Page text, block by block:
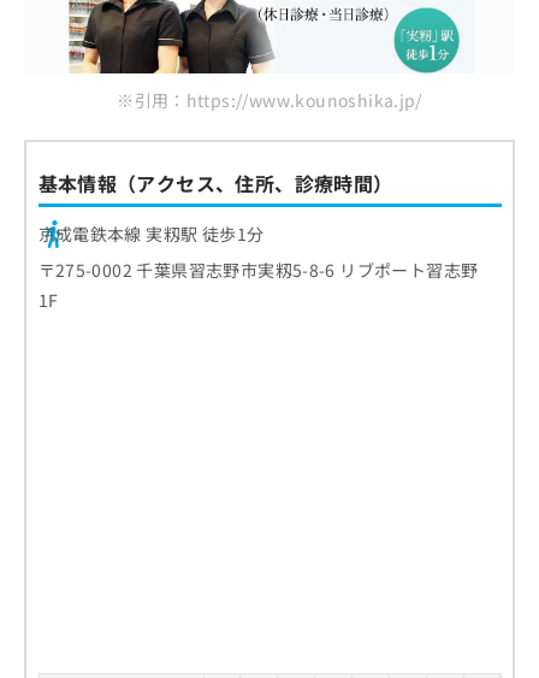
※引用：https://www.kounoshika.jp/
基本情報（アクセス、住所、診療時間）
京成電鉄本線 実籾駅 徒歩1分
〒275-0002 千葉県習志野市実籾5-8-6 リブポート習志野
1F